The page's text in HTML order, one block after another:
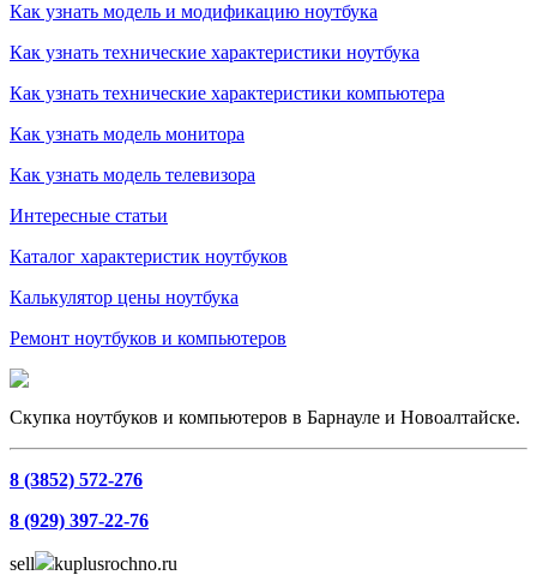
Как узнать модель и модификацию ноутбука
Как узнать технические характеристики ноутбука
Как узнать технические характеристики компьютера
Как узнать модель монитора
Как узнать модель телевизора
Интересные статьи
Каталог характеристик ноутбуков
Калькулятор цены ноутбука
Ремонт ноутбуков и компьютеров
Скупка ноутбуков и компьютеров в Барнауле и Новоалтайске.
8 (3852) 572-276
8 (929) 397-22-76
sell kuplusrochno.ru